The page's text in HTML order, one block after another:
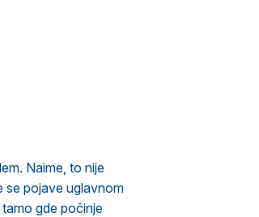
Naime, to nije
se pojave uglavnom
gde počinje